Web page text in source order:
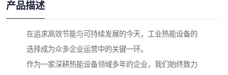
产品描述
在追求高效节能与可持续发展的今天，工业热能设备的
选择成为众多企业运营中的关键一环。
作为一家深耕热能设备领域多年的企业，我们始终致力